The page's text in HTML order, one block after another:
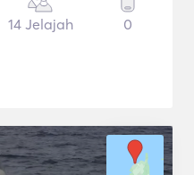
14 Jelajah 0